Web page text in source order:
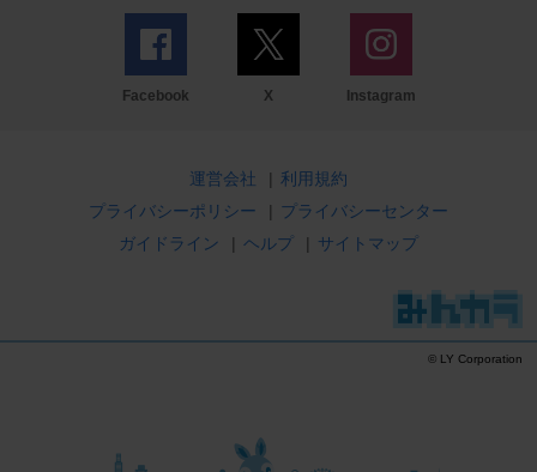
Facebook X Instagram
運営会社 | 利用規約
プライバシーポリシー
| プライバシーセンター
ガイドライン
| ヘルプ | サイトマップ
© LY Corporation